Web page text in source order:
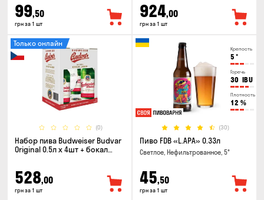
99,50
грн за 1 шт
924,00
грн за 1 шт
(0)
Только онлайн
Набор пива Budweiser Budvar
Original 0.5л х 4шт + бокал
528,00
грн за 1 шт
Крепость
5 °
Горечь
30 IBU
Плотность
12 %
(30)
Пиво FDB «L.APA» 0.33л
Светлое, Нефильтрованное, 5°
45,50
грн за 1 шт